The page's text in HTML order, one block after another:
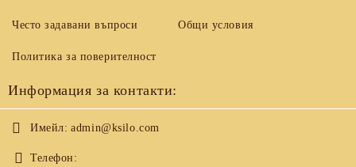
Често задавани въпроси Общи условия
Политика за поверителност
Информация за контакти:
Имейл: admin@ksilo.com
Телефон: